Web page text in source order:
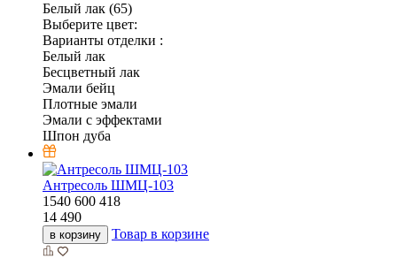
Белый лак (65)
Выберите цвет:
Варианты отделки :
Белый лак
Бесцветный лак
Эмали бейц
Плотные эмали
Эмали с эффектами
Шпон дуба
Антресоль ШМЦ-103
1540 600 418
14 490
в корзину Товар в корзине